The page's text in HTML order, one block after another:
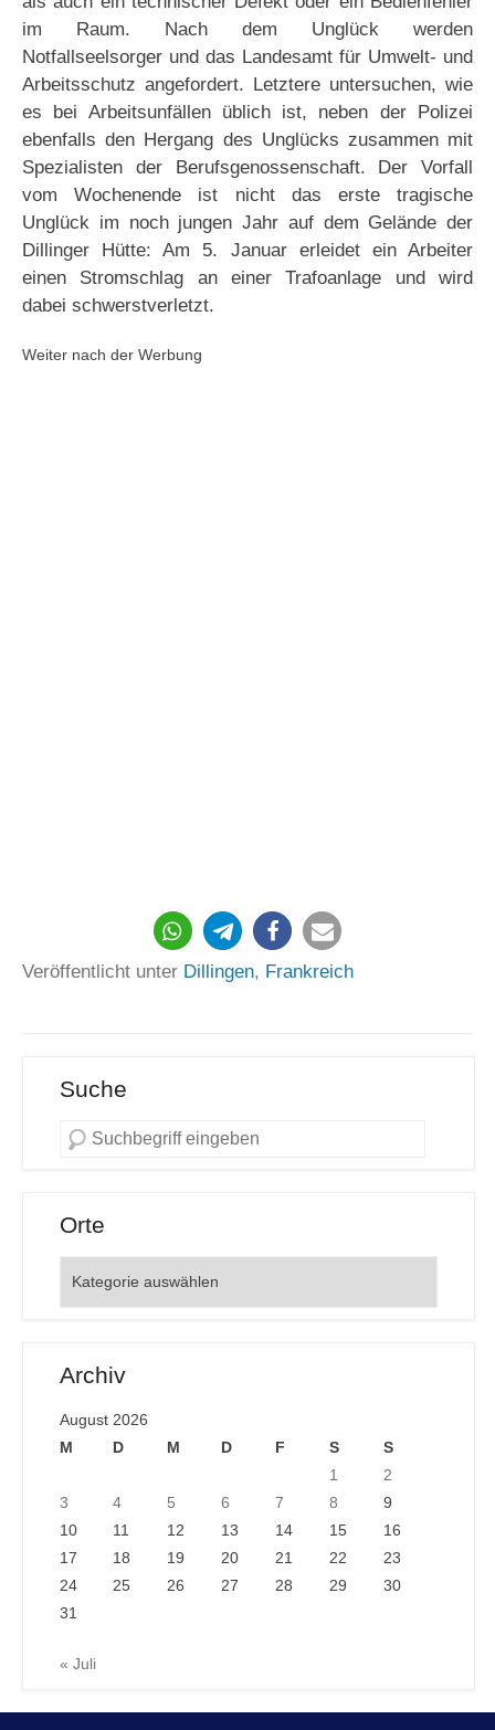
im Raum. Nach dem Unglück werden
Notfallseelsorger und das Landesamt für Umwelt- und
Arbeitsschutz angefordert. Letztere untersuchen, wie
es bei Arbeitsunfällen üblich ist, neben der Polizei
ebenfalls den Hergang des Unglücks zusammen mit
Spezialisten der Berufsgenossenschaft. Der Vorfall
vom Wochenende ist nicht das erste tragische
Unglück im noch jungen Jahr auf dem Gelände der
Dillinger Hütte: Am 5. Januar erleidet ein Arbeiter
einen Stromschlag an einer Trafoanlage und wird
dabei schwerstverletzt.
Weiter nach der Werbung
Veröffentlicht unter Dillingen, Frankreich
Suche
Orte
Archiv
August 2026
M
D M D F S
S
1
2
3
4 5 6 7 8
9
10
11 12 13 14 15
16
17
18 19 20 21 22
23
24
25 26 27 28 29
30
31
« Juli